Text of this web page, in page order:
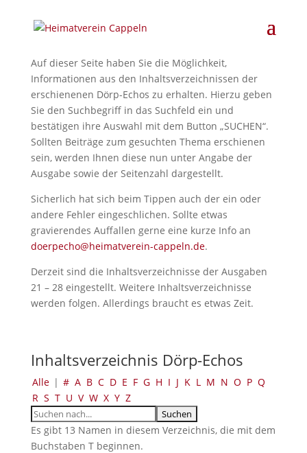
Auf dieser Seite haben Sie die Möglichkeit,
Informationen aus den Inhaltsverzeichnissen der
erschienenen Dörp-Echos zu erhalten. Hierzu geben
Sie den Suchbegriff in das Suchfeld ein und
bestätigen ihre Auswahl mit dem Button „SUCHEN“.
Sollten Beiträge zum gesuchten Thema erschienen
sein, werden Ihnen diese nun unter Angabe der
Ausgabe sowie der Seitenzahl dargestellt.
Sicherlich hat sich beim Tippen auch der ein oder
andere Fehler eingeschlichen. Sollte etwas
gravierendes Auffallen gerne eine kurze Info an
doerpecho@heimatverein-cappeln.de.
Derzeit sind die Inhaltsverzeichnisse der Ausgaben
21 – 28 eingestellt. Weitere Inhaltsverzeichnisse
werden folgen. Allerdings braucht es etwas Zeit.
Inhaltsverzeichnis Dörp-Echos
Alle | # A B C D E F G H I J K L M N O P Q
R S T U V W X Y Z
Es gibt 13 Namen in diesem Verzeichnis, die mit dem
Buchstaben T beginnen.